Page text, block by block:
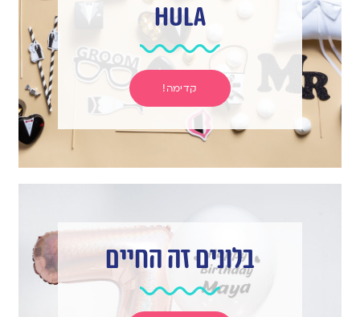
hula
קדימה!
בלונים זה החיים